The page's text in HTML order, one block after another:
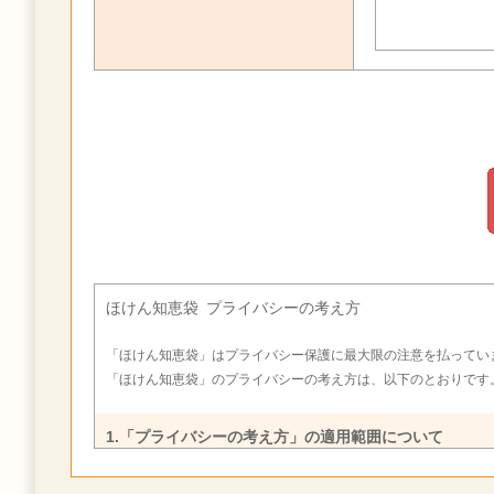
ほけん知恵袋 プライバシーの考え方
「ほけん知恵袋」はプライバシー保護に最大限の注意を払ってい
「ほけん知恵袋」のプライバシーの考え方は、以下のとおりです
1.「プライバシーの考え方」の適用範囲について